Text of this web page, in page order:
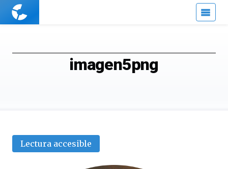
Cuaderno
imagen5png
Lectura accesible